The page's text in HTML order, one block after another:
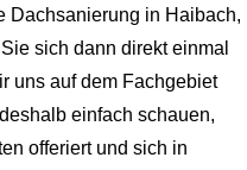
Dachsanierung in Haibach,
sich dann direkt einmal
uns auf dem Fachgebiet
einfach schauen,
offeriert und sich in